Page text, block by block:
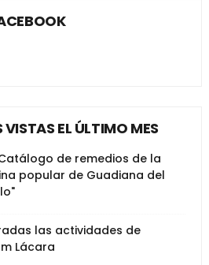
EL ÚLTIMO MES
de remedios de la
popular de Guadiana del
las actividades de
Lácara